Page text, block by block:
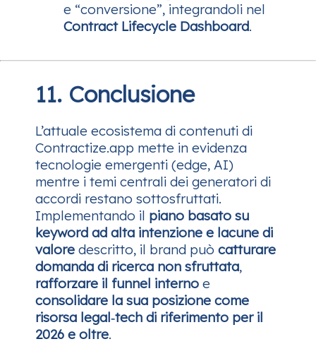
e “conversione”, integrandoli nel
Contract Lifecycle Dashboard.
11. Conclusione
L’attuale ecosistema di contenuti di
Contractize.app mette in evidenza
tecnologie emergenti (edge, AI)
mentre i temi centrali dei generatori di
accordi restano sottosfruttati.
Implementando il piano basato su
keyword ad alta intenzione e lacune di
valore descritto, il brand può catturare
domanda di ricerca non sfruttata,
rafforzare il funnel interno e
consolidare la sua posizione come
risorsa legal‑tech di riferimento per il
2026 e oltre.